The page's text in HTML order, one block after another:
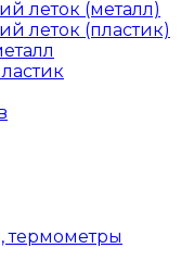
леток (металл)
леток (пластик)
термометры